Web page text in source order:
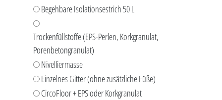
Begehbare Isolationsestrich 50 L
Trockenfüllstoffe (EPS-Perlen, Korkgranulat,
Porenbetongranulat)
Nivelliermasse
Einzelnes Gitter (ohne zusätzliche Füße)
CircoFloor + EPS oder Korkgranulat